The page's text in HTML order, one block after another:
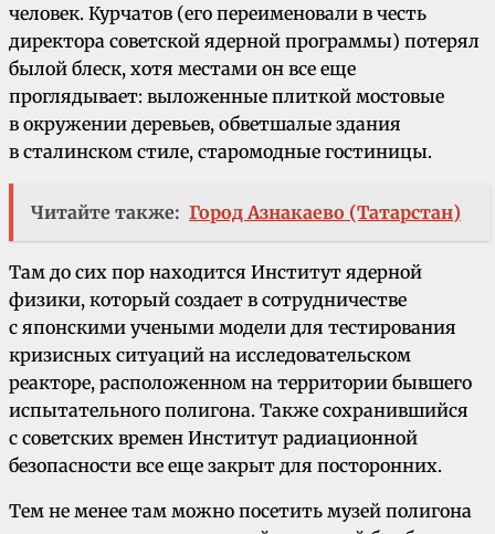
человек. Курчатов (его переименовали в честь
директора советской ядерной программы) потерял
былой блеск, хотя местами он все еще
проглядывает: выложенные плиткой мостовые
в окружении деревьев, обветшалые здания
в сталинском стиле, старомодные гостиницы.
Читайте также: Город Азнакаево (Татарстан)
Там до сих пор находится Институт ядерной
физики, который создает в сотрудничестве
с японскими учеными модели для тестирования
кризисных ситуаций на исследовательском
реакторе, расположенном на территории бывшего
испытательного полигона. Также сохранившийся
с советских времен Институт радиационной
безопасности все еще закрыт для посторонних.
Тем не менее там можно посетить музей полигона